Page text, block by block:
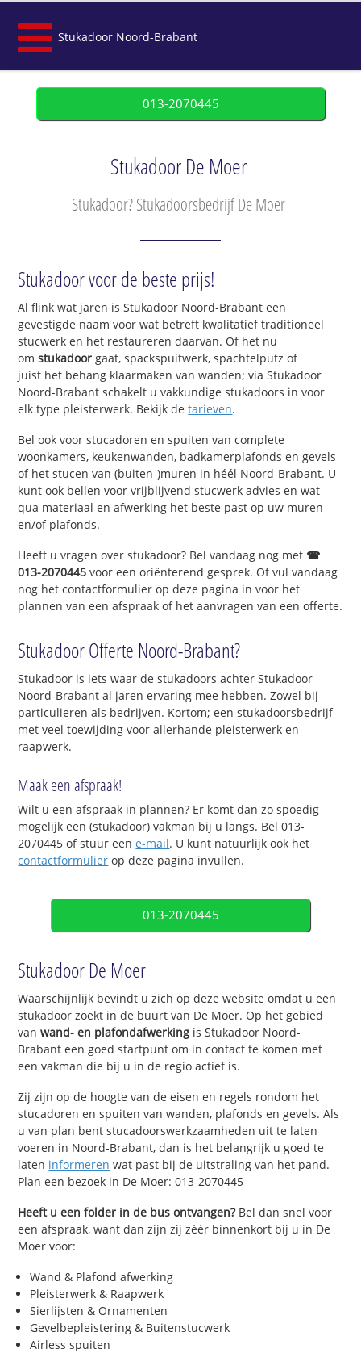
Stukadoor Noord-Brabant
013-2070445
Stukadoor De Moer
Stukadoor? Stukadoorsbedrijf De Moer
Stukadoor voor de beste prijs!
Al flink wat jaren is Stukadoor Noord-Brabant een
gevestigde naam voor wat betreft kwalitatief traditioneel
stucwerk en het restaureren daarvan. Of het nu
omstukadoor gaat, spackspuitwerk, spachtelputz of
juist het behang klaarmaken van wanden; via Stukadoor
Noord-Brabant schakelt u vakkundige stukadoors in voor
elk type pleisterwerk. Bekijk detarieven.
Bel ook voor stucadoren en spuiten van complete
woonkamers, keukenwanden, badkamerplafonds en gevels
of het stucen van (buiten-)muren in héél Noord-Brabant. U
kunt ook bellen voor vrijblijvend stucwerk advies en wat
qua materiaal en afwerking het beste past op uw muren
en/of plafonds.
Heeft u vragen over stukadoor? Bel vandaag nog met ☎
013-2070445 voor een oriënterend gesprek. Of vul vandaag
nog het contactformulier op deze pagina in voor het
plannen van een afspraak of het aanvragen van een offerte.
Stukadoor Offerte Noord-Brabant?
Stukadoor is iets waar de stukadoors achter Stukadoor
Noord-Brabant al jaren ervaring mee hebben. Zowel bij
particulieren als bedrijven. Kortom; een stukadoorsbedrijf
met veel toewijding voor allerhande pleisterwerk en
raapwerk.
Maak een afspraak!
Wilt u een afspraak in plannen? Er komt dan zo spoedig
mogelijk een (stukadoor) vakman bij u langs. Bel 013-
2070445 of stuur eene-mail. U kunt natuurlijk ook het
contactformulier op deze pagina invullen.
013-2070445
Stukadoor De Moer
Waarschijnlijk bevindt u zich op deze website omdat u een
stukadoor zoekt in de buurt van De Moer. Op het gebied
vanwand- en plafondafwerking is Stukadoor Noord-
Brabant een goed startpunt om in contact te komen met
een vakman die bij u in de regio actief is.
Zij zijn op de hoogte van de eisen en regels rondom het
stucadoren en spuiten van wanden, plafonds en gevels. Als
u van plan bent stucadoorswerkzaamheden uit te laten
voeren in Noord-Brabant, dan is het belangrijk u goed te
laten informeren wat past bij de uitstraling van het pand.
Plan een bezoek in De Moer: 013-2070445
Heeft u een folder in de bus ontvangen?Bel dan snel voor
een afspraak, want dan zijn zij zéér binnenkort bij u in De
Moer voor:
Wand & Plafond afwerking
Pleisterwerk & Raapwerk
Sierlijsten & Ornamenten
Gevelbepleistering & Buitenstucwerk
Airless spuiten